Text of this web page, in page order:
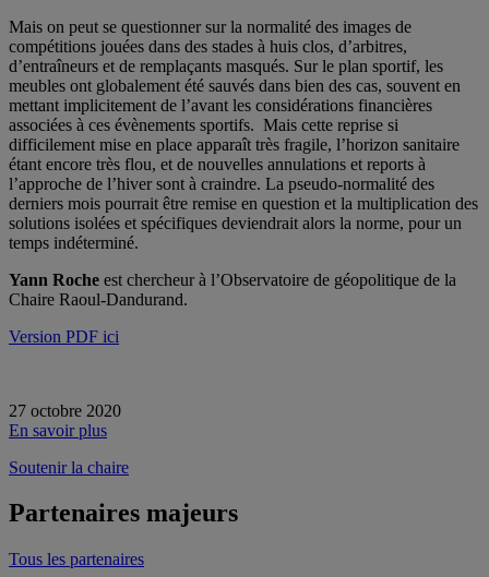
Mais on peut se questionner sur la normalité des images de
compétitions jouées dans des stades à huis clos, d’arbitres,
d’entraîneurs et de remplaçants masqués. Sur le plan sportif, les
meubles ont globalement été sauvés dans bien des cas, souvent en
mettant implicitement de l’avant les considérations financières
associées à ces évènements sportifs. Mais cette reprise si
difficilement mise en place apparaît très fragile, l’horizon sanitaire
étant encore très flou, et de nouvelles annulations et reports à
l’approche de l’hiver sont à craindre. La pseudo-normalité des
derniers mois pourrait être remise en question et la multiplication des
solutions isolées et spécifiques deviendrait alors la norme, pour un
temps indéterminé.
Yann Roche est chercheur à l’Observatoire de géopolitique de la
Chaire Raoul-Dandurand.
Version PDF ici
27 octobre 2020
En savoir plus
Soutenir la chaire
Partenaires majeurs
Tous les partenaires